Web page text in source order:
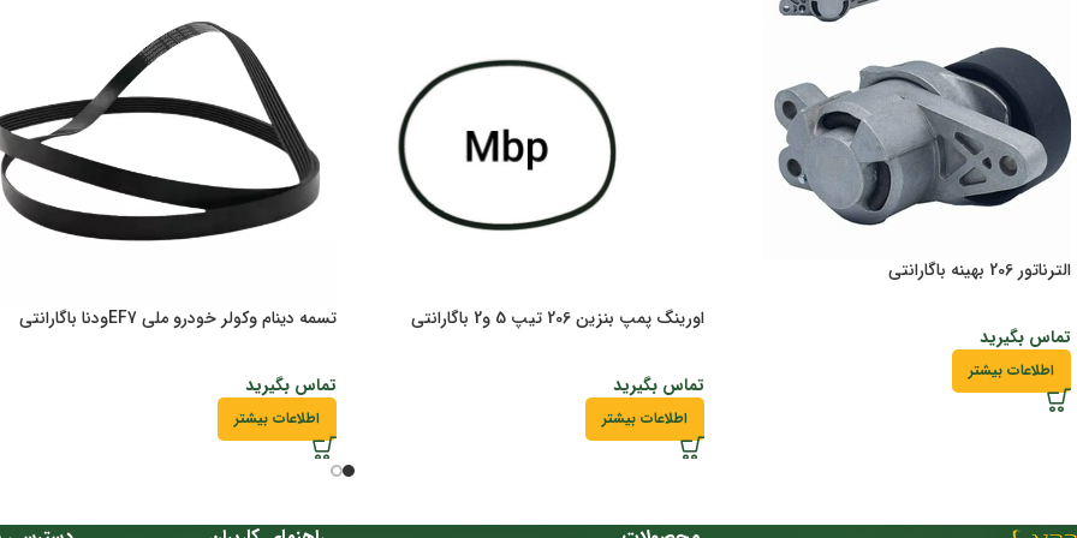
الترناتور 206 بهینه باگارانتی
تماس بگیرید
اطلاعات بیشتر
اورینگ پمپ بنزین 206 تیپ 5 و2 باگارانتی
تماس بگیرید
اطلاعات بیشتر
تسمه دینام وکولر خودرو ملی EF7ودنا باگارانتی
تماس بگیرید
اطلاعات بیشتر